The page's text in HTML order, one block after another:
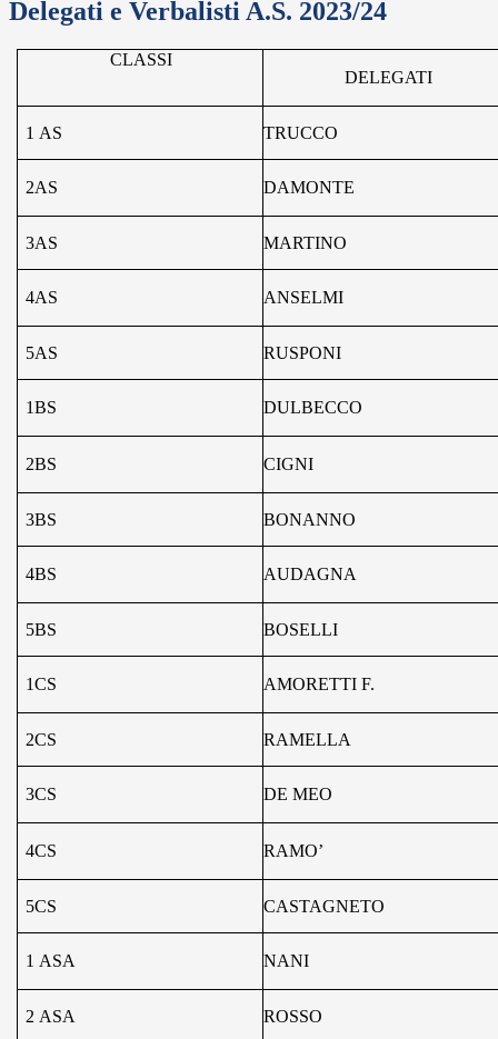
Delegati e Verbalisti A.S. 2023/24
CLASSI
DELEGATI
1 AS TRUCCO
2AS DAMONTE
3AS MARTINO
4AS ANSELMI
5AS RUSPONI
1BS DULBECCO
2BS CIGNI
3BS BONANNO
4BS AUDAGNA
5BS BOSELLI
1CS AMORETTI F.
2CS RAMELLA
3CS DE MEO
4CS RAMO’
5CS CASTAGNETO
1 ASA NANI
2 ASA ROSSO